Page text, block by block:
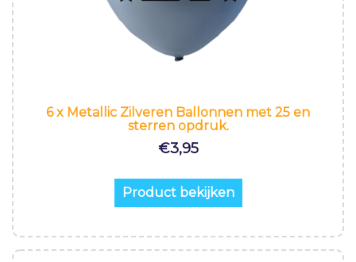
6 x Metallic Zilveren Ballonnen met 25 en
sterren opdruk.
€3,95
Product bekijken